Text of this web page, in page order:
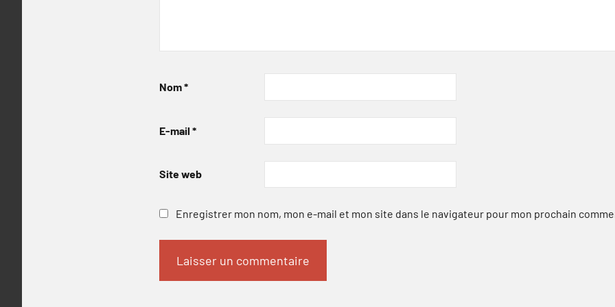
Nom*
E-mail *
Site web
Enregistrer mon nom, mon e-mail et mon site dans le navigateur pour mon prochain